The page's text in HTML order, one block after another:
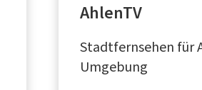
AhlenTV
Stadtfernsehen für
Umgebung